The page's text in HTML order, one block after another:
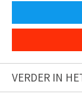
VERDER IN